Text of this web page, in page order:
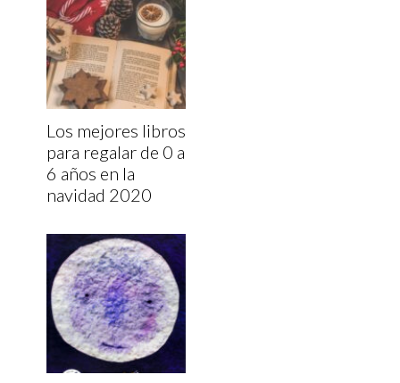
Los mejores libros
para regalar de 0 a
6 años en la
navidad 2020